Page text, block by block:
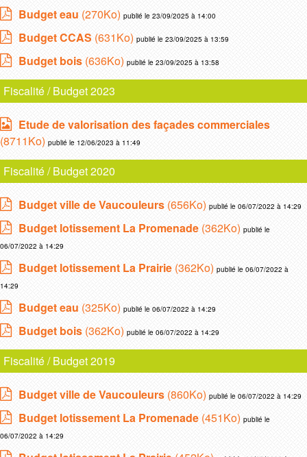
Budget eau (270Ko) publié le 23/09/2025 à 14:00
Budget CCAS (631Ko) publié le 23/09/2025 à 13:59
Budget bois (636Ko) publié le 23/09/2025 à 13:58
Fiscalité / Budget 2023
Etude de valorisation des façades commerciales
(8711Ko) publié le 12/06/2023 à 11:49
Fiscalité / Budget 2020
Budget ville de Vaucouleurs (656Ko) publié le 06/07/2022 à 14:29
Budget lotissement La Promenade (362Ko) publié le
06/07/2022 à 14:29
Budget lotissement La Prairie (362Ko) publié le 06/07/2022 à
14:29
Budget eau (325Ko) publié le 06/07/2022 à 14:29
Budget bois (362Ko) publié le 06/07/2022 à 14:29
Fiscalité / Budget 2019
Budget ville de Vaucouleurs (860Ko) publié le 06/07/2022 à 14:29
Budget lotissement La Promenade (451Ko) publié le
06/07/2022 à 14:29